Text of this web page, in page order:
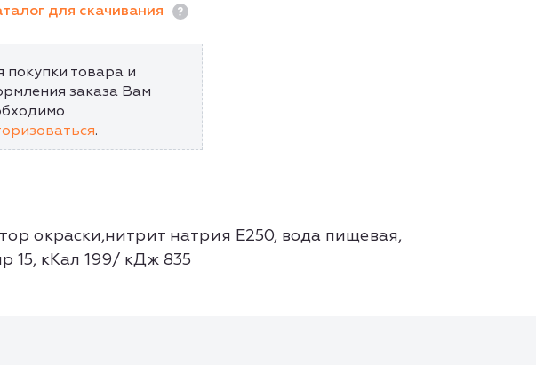
для скачивания
покупки товара и
заказа Вам
.
окраски,нитрит натрия Е250, вода пищевая,
15, кКал 199/ кДж 835